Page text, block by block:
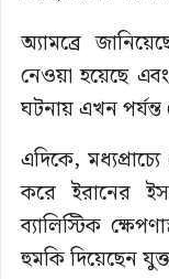
অ্যামব্রে
নেওয়া হয়েছে
ঘটনায় এখন
এদিকে,
করে ইরানের
ব্যালিস্টিক
হুমকি দিয়েছেন